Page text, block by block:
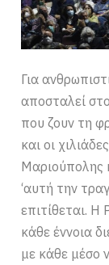
Για
αποσταλεί
που ζουν τη
και οι
Μαριούπολης
‘αυτή την
επιτίθεται. Η
κάθε έννοια
με κάθε μέσο